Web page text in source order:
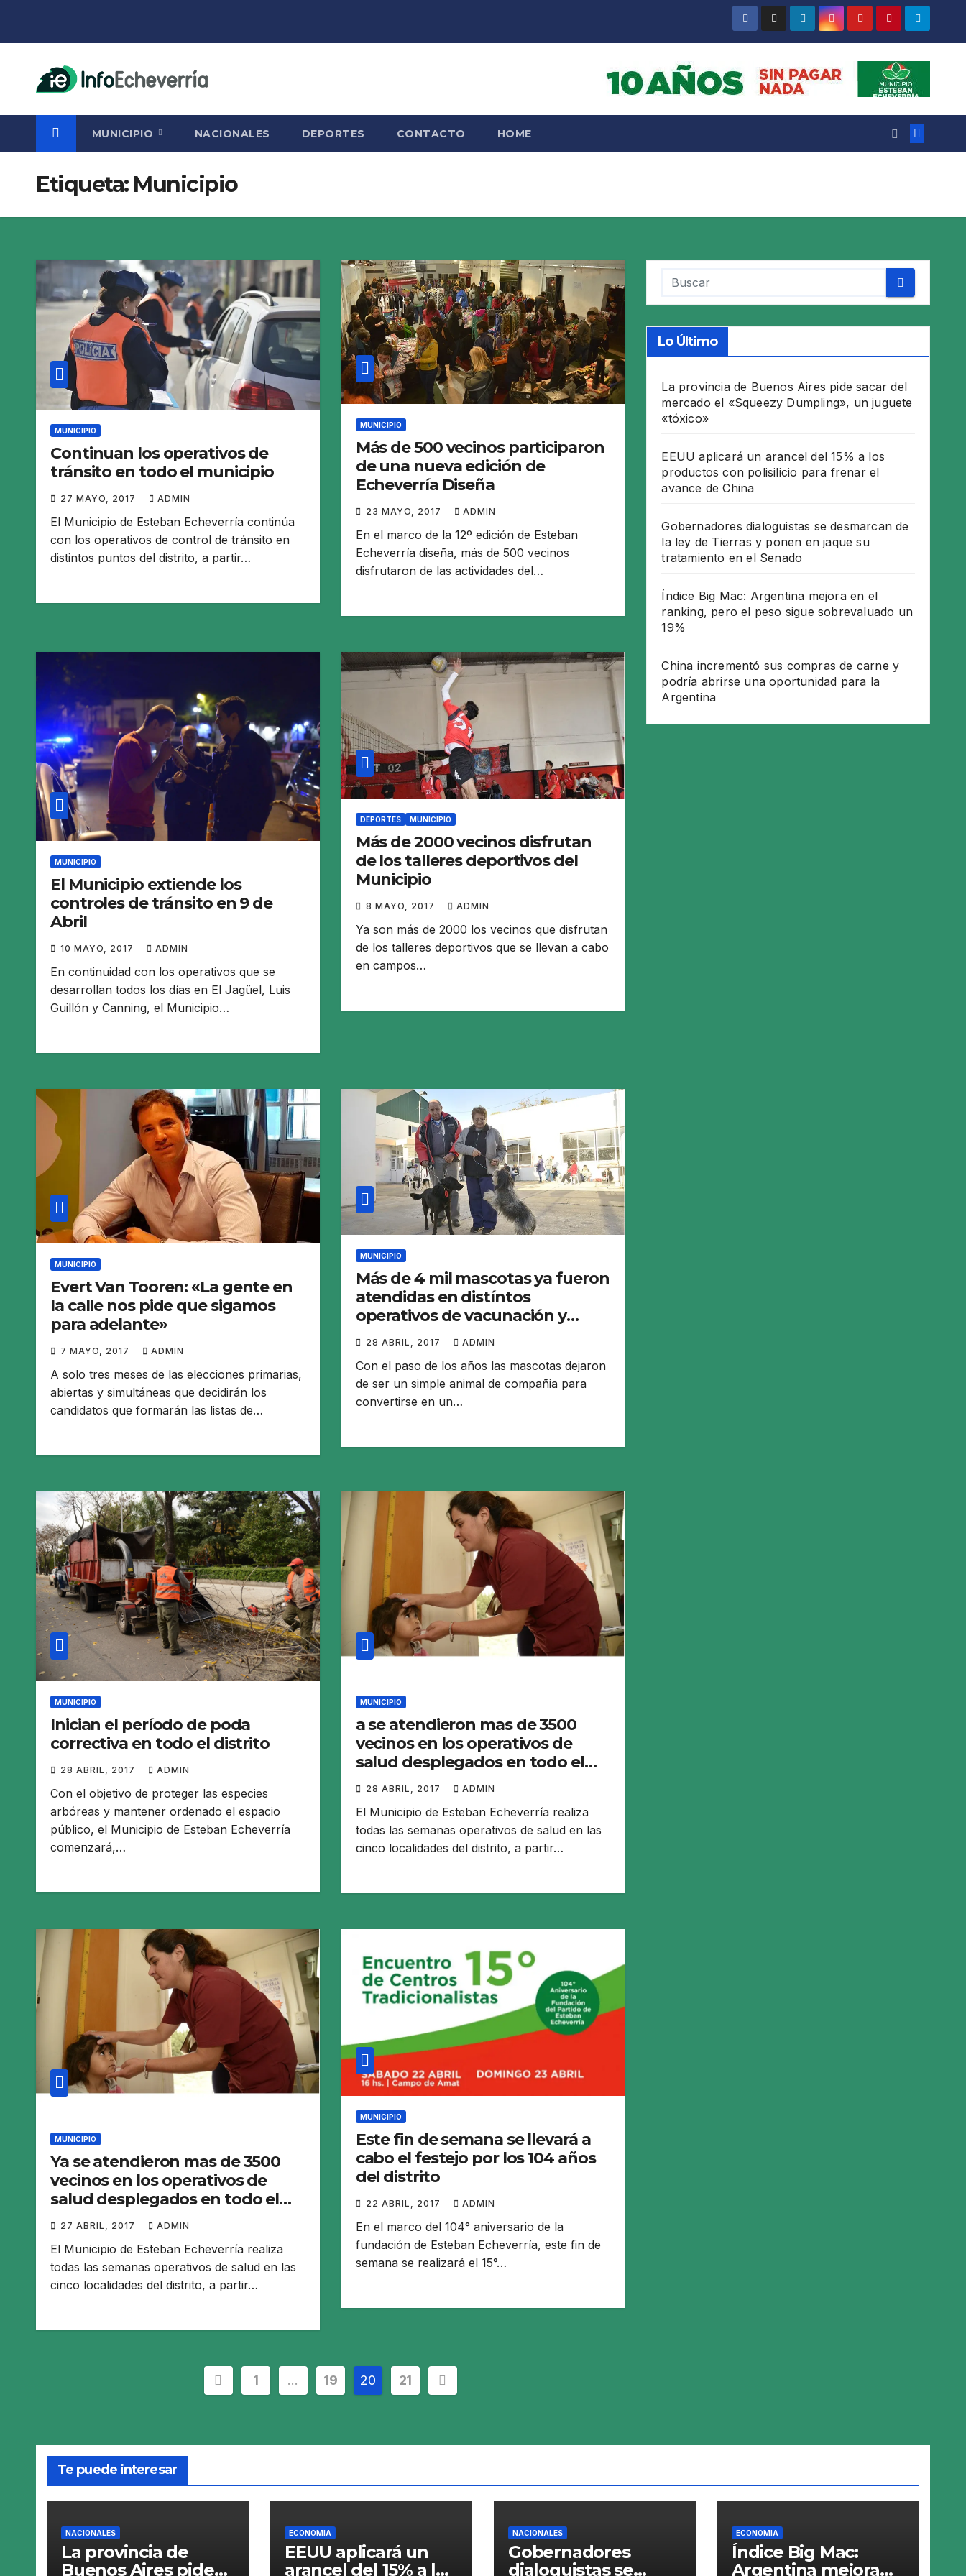
MUNICIPIO NACIONALES DEPORTES CONTACTO HOME
Etiqueta: Municipio
MUNICIPIO
Continuan los operativos de
tránsito en todo el municipio
27 MAYO, 2017 ADMIN
El Municipio de Esteban Echeverría continúa
con los operativos de control de tránsito en
distintos puntos del distrito, a partir…
MUNICIPIO
Más de 500 vecinos participaron
de una nueva edición de
Echeverría Diseña
23 MAYO, 2017 ADMIN
En el marco de la 12º edición de Esteban
Echeverría diseña, más de 500 vecinos
disfrutaron de las actividades del…
MUNICIPIO
El Municipio extiende los
controles de tránsito en 9 de
Abril
10 MAYO, 2017 ADMIN
En continuidad con los operativos que se
desarrollan todos los días en El Jagüel, Luis
Guillón y Canning, el Municipio…
DEPORTES MUNICIPIO
Más de 2000 vecinos disfrutan
de los talleres deportivos del
Municipio
8 MAYO, 2017 ADMIN
Ya son más de 2000 los vecinos que disfrutan
de los talleres deportivos que se llevan a cabo
en campos…
MUNICIPIO
Evert Van Tooren: «La gente en
la calle nos pide que sigamos
para adelante»
7 MAYO, 2017 ADMIN
A solo tres meses de las elecciones primarias,
abiertas y simultáneas que decidirán los
candidatos que formarán las listas de…
MUNICIPIO
Más de 4 mil mascotas ya fueron
atendidas en distíntos
operativos de vacunación y
castraciones
28 ABRIL, 2017 ADMIN
Con el paso de los años las mascotas dejaron
de ser un simple animal de compañia para
convertirse en un…
MUNICIPIO
Inician el período de poda
correctiva en todo el distrito
28 ABRIL, 2017 ADMIN
Con el objetivo de proteger las especies
arbóreas y mantener ordenado el espacio
público, el Municipio de Esteban Echeverría
comenzará,…
MUNICIPIO
a se atendieron mas de 3500
vecinos en los operativos de
salud desplegados en todo el
distrito
28 ABRIL, 2017 ADMIN
El Municipio de Esteban Echeverría realiza
todas las semanas operativos de salud en las
cinco localidades del distrito, a partir…
MUNICIPIO
Ya se atendieron mas de 3500
vecinos en los operativos de
salud desplegados en todo el
distrito
27 ABRIL, 2017 ADMIN
El Municipio de Esteban Echeverría realiza
todas las semanas operativos de salud en las
cinco localidades del distrito, a partir…
MUNICIPIO
Este fin de semana se llevará a
cabo el festejo por los 104 años
del distrito
22 ABRIL, 2017 ADMIN
En el marco del 104° aniversario de la
fundación de Esteban Echeverría, este fin de
semana se realizará el 15°…
Paginación
entradas
1 … 19 20 21
Lo Último
La provincia de Buenos Aires pide sacar del
mercado el «Squeezy Dumpling», un juguete
«tóxico»
EEUU aplicará un arancel del 15% a los
productos con polisilicio para frenar el
avance de China
Gobernadores dialoguistas se desmarcan de
la ley de Tierras y ponen en jaque su
tratamiento en el Senado
Índice Big Mac: Argentina mejora en el
ranking, pero el peso sigue sobrevaluado un
19%
China incrementó sus compras de carne y
podría abrirse una oportunidad para la
Argentina
Te puede interesar
NACIONALES
La provincia de
Buenos Aires pide
ECONOMIA
EEUU aplicará un
arancel del 15% a los
NACIONALES
Gobernadores
dialoguistas se
ECONOMIA
Índice Big Mac:
Argentina mejora